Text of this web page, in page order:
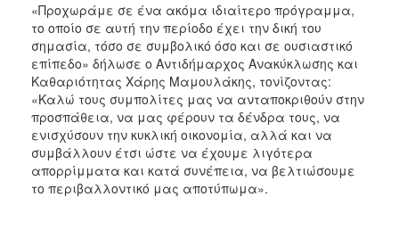
«Προχωράμε σε ένα ακόμα ιδιαίτερο πρόγραμμα,
το οποίο σε αυτή την περίοδο έχει την δική του
σημασία, τόσο σε συμβολικό όσο και σε ουσιαστικό
επίπεδο» δήλωσε ο Αντιδήμαρχος Ανακύκλωσης και
Καθαριότητας Χάρης Μαμουλάκης, τονίζοντας:
«Καλώ τους συμπολίτες μας να ανταποκριθούν στην
προσπάθεια, να μας φέρουν τα δένδρα τους, να
ενισχύσουν την κυκλική οικονομία, αλλά και να
συμβάλλουν έτσι ώστε να έχουμε λιγότερα
απορρίμματα και κατά συνέπεια, να βελτιώσουμε
το περιβαλλοντικό μας αποτύπωμα».